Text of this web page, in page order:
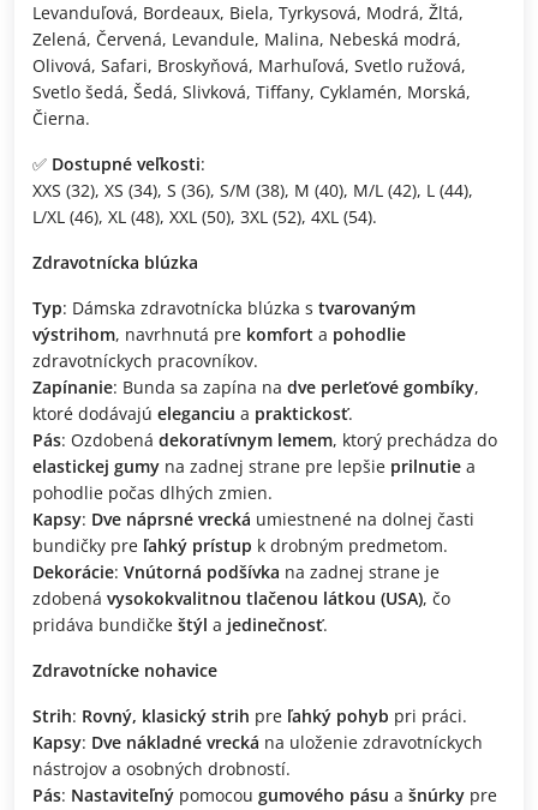
Levanduľová, Bordeaux, Biela, Tyrkysová, Modrá, Žltá,
Zelená, Červená, Levandule, Malina, Nebeská modrá,
Olivová, Safari, Broskyňová, Marhuľová, Svetlo ružová,
Svetlo šedá, Šedá, Slivková, Tiffany, Cyklamén, Morská,
Čierna.
✅ Dostupné veľkosti:
XXS (32), XS (34), S (36), S/M (38), M (40), M/L (42), L (44),
L/XL (46), XL (48), XXL (50), 3XL (52), 4XL (54).
Zdravotnícka blúzka
Typ: Dámska zdravotnícka blúzka s tvarovaným
výstrihom, navrhnutá pre komfort a pohodlie
zdravotníckych pracovníkov.
Zapínanie: Bunda sa zapína na dve perleťové gombíky,
ktoré dodávajú eleganciu a praktickosť.
Pás: Ozdobená dekoratívnym lemem, ktorý prechádza do
elastickej gumy na zadnej strane pre lepšie prilnutie a
pohodlie počas dlhých zmien.
Kapsy: Dve náprsné vrecká umiestnené na dolnej časti
bundičky pre ľahký prístup k drobným predmetom.
Dekorácie: Vnútorná podšívka na zadnej strane je
zdobená vysokokvalitnou tlačenou látkou (USA), čo
pridáva bundičke štýl a jedinečnosť.
Zdravotnícke nohavice
Strih: Rovný, klasický strih pre ľahký pohyb pri práci.
Kapsy: Dve nákladné vrecká na uloženie zdravotníckych
nástrojov a osobných drobností.
Pás: Nastaviteľný pomocou gumového pásu a šnúrky pre